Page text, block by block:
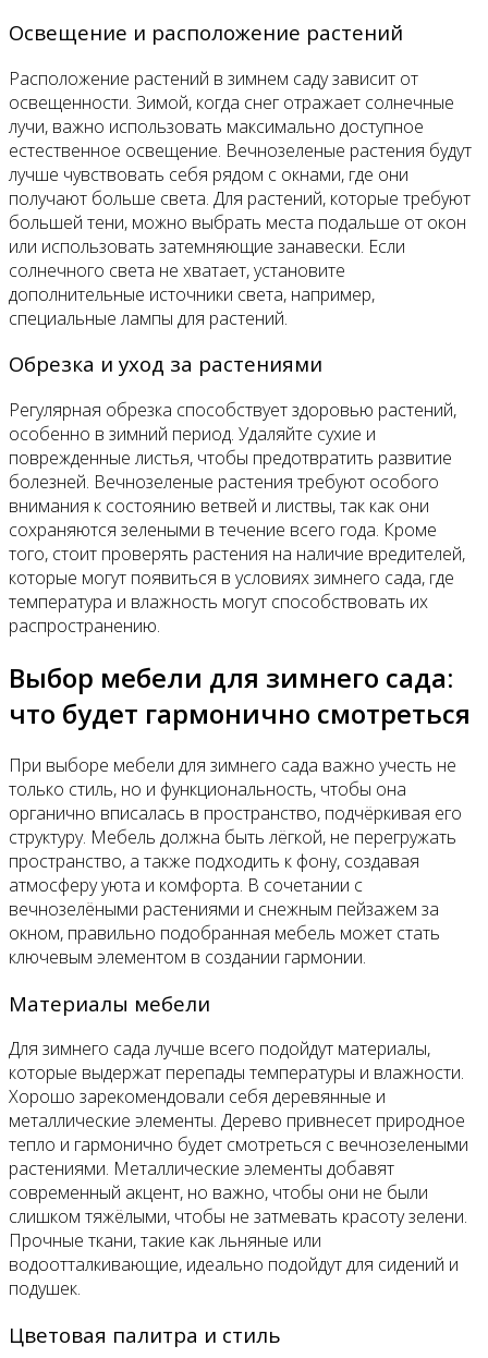
Освещение и расположение растений
Расположение растений в зимнем саду зависит от
освещенности. Зимой, когда снег отражает солнечные
лучи, важно использовать максимально доступное
естественное освещение. Вечнозеленые растения будут
лучше чувствовать себя рядом с окнами, где они
получают больше света. Для растений, которые требуют
большей тени, можно выбрать места подальше от окон
или использовать затемняющие занавески. Если
солнечного света не хватает, установите
дополнительные источники света, например,
специальные лампы для растений.
Обрезка и уход за растениями
Регулярная обрезка способствует здоровью растений,
особенно в зимний период. Удаляйте сухие и
поврежденные листья, чтобы предотвратить развитие
болезней. Вечнозеленые растения требуют особого
внимания к состоянию ветвей и листвы, так как они
сохраняются зелеными в течение всего года. Кроме
того, стоит проверять растения на наличие вредителей,
которые могут появиться в условиях зимнего сада, где
температура и влажность могут способствовать их
распространению.
Выбор мебели для зимнего сада:
что будет гармонично смотреться
При выборе мебели для зимнего сада важно учесть не
только стиль, но и функциональность, чтобы она
органично вписалась в пространство, подчёркивая его
структуру. Мебель должна быть лёгкой, не перегружать
пространство, а также подходить к фону, создавая
атмосферу уюта и комфорта. В сочетании с
вечнозелёными растениями и снежным пейзажем за
окном, правильно подобранная мебель может стать
ключевым элементом в создании гармонии.
Материалы мебели
Для зимнего сада лучше всего подойдут материалы,
которые выдержат перепады температуры и влажности.
Хорошо зарекомендовали себя деревянные и
металлические элементы. Дерево привнесет природное
тепло и гармонично будет смотреться с вечнозелеными
растениями. Металлические элементы добавят
современный акцент, но важно, чтобы они не были
слишком тяжёлыми, чтобы не затмевать красоту зелени.
Прочные ткани, такие как льняные или
водоотталкивающие, идеально подойдут для сидений и
подушек.
Цветовая палитра и стиль